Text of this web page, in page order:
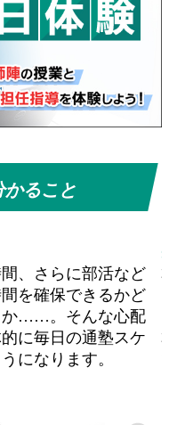
かること
、さらに部活など
を確保できるかど
……。そんな心配
に毎日の通塾スケ
になります。